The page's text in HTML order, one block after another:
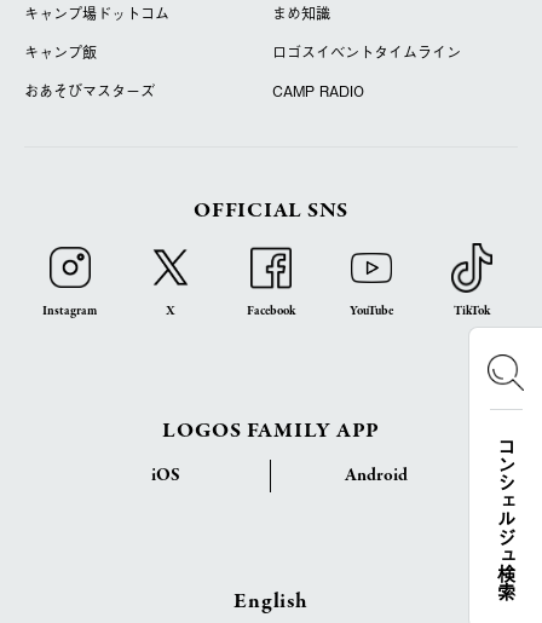
コンシェルジュ検索
キャンプ場ドットコム
まめ知識
キャンプ飯
ロゴスイベントタイムライン
おあそびマスターズ
CAMP RADIO
OFFICIAL SNS
Instagram X Facebook YouTube TikTok
LOGOS FAMILY APP
iOS Android
English